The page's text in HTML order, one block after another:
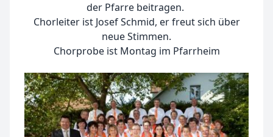
der Pfarre beitragen.
Chorleiter ist Josef Schmid, er freut sich über
neue Stimmen.
Chorprobe ist Montag im Pfarrheim